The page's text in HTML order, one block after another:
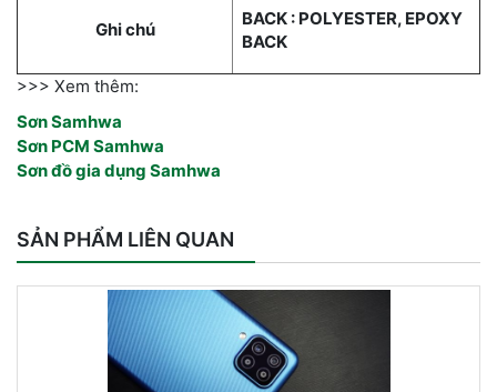
Ghi chú
BACK : POLYESTER, EPOXY
BACK
>>> Xem thêm:
Sơn Samhwa
Sơn PCM Samhwa
Sơn đồ gia dụng Samhwa
SẢN PHẨM LIÊN QUAN